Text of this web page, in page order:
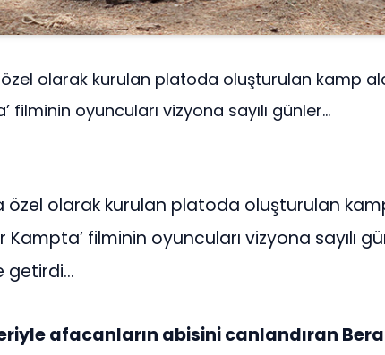
olarak kurulan platoda oluşturulan kamp
filminin oyuncuları vizyona sayılı günler...
özel olarak kurulan platoda oluşturulan
Kampta’ filminin oyuncuları vizyona sayılı
getirdi…
afacanların abisini canlandıran